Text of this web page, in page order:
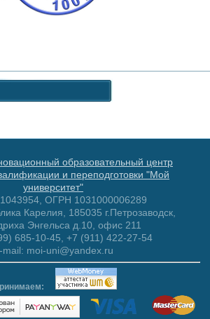
образовательный центр
и переподготовки "Мой
университет"
ОГРН 1031000006289
Карелия, 185035 г.Петрозаводск,
Энгельса д.10, офис 211
685-10-45, +7 (911) 422-27-54
mail: moi-uni@yandex.ru